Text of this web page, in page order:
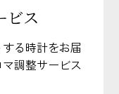
ビス
る時計をお届
調整サービス